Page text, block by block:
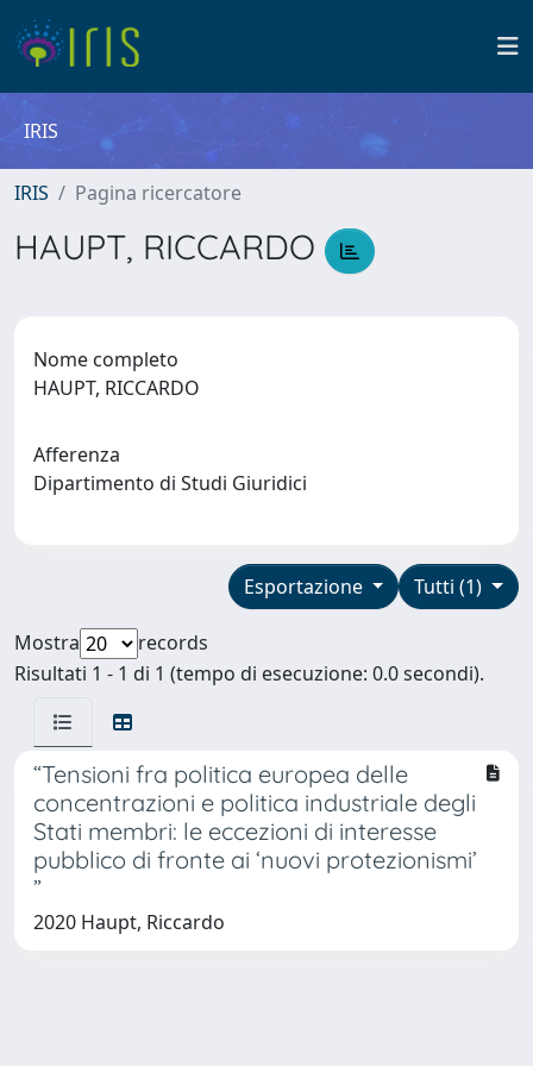
IRIS
IRIS Pagina ricercatore
HAUPT, RICCARDO
Nome completo
HAUPT, RICCARDO
Afferenza
Dipartimento di Studi Giuridici
Tutti (1)
Esportazione
Mostra
records
Risultati 1 - 1 di 1 (tempo di esecuzione: 0.0 secondi).
“Tensioni fra politica europea delle
concentrazioni e politica industriale degli
Stati membri: le eccezioni di interesse
pubblico di fronte ai ‘nuovi protezionismi’
”
2020 Haupt, Riccardo